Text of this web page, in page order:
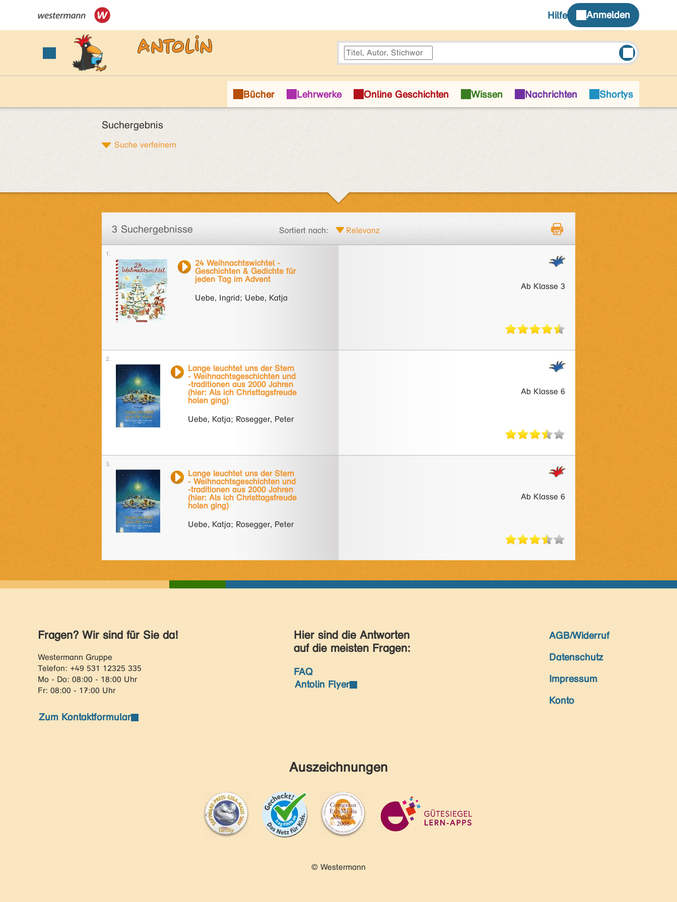
Suchergebnis
Suche verfeinern
3 Suchergebnisse Sortiert nach:
24 Weihnachtswichtel -
Geschichten & Gedichte für
jeden Tag im Advent
Uebe, Ingrid; Uebe, Katja
Ab Klasse 3
Lange leuchtet uns der Stern
- Weihnachtsgeschichten und
-traditionen aus 2000 Jahren
(hier: Als ich Christtagsfreude
holen ging)
Uebe, Katja; Rosegger, Peter
Ab Klasse 6
Lange leuchtet uns der Stern
- Weihnachtsgeschichten und
-traditionen aus 2000 Jahren
(hier: Als ich Christtagsfreude
holen ging)
Uebe, Katja; Rosegger, Peter
Ab Klasse 6